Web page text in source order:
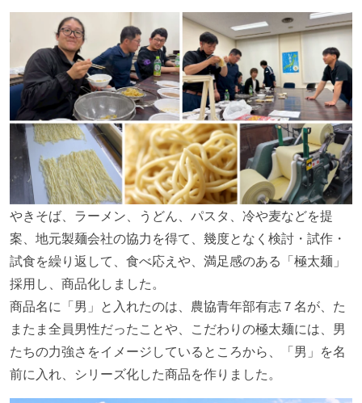
やきそば、ラーメン、うどん、パスタ、冷や麦などを提
案、地元製麺会社の協力を得て、幾度となく検討・試作・
試食を繰り返して、食べ応えや、満足感のある「極太麺」
採用し、商品化しました。
商品名に「男」と入れたのは、農協青年部有志７名が、た
またま全員男性だったことや、こだわりの極太麺には、男
たちの力強さをイメージしているところから、「男」を名
前に入れ、シリーズ化した商品を作りました。